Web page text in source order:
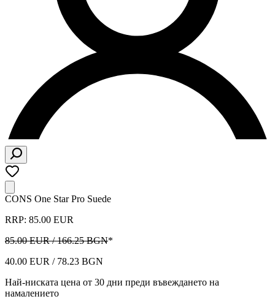
CONS One Star Pro Suede
RRP: 85.00 EUR
85.00 EUR / 166.25 BGN*
40.00 EUR / 78.23 BGN
Най-ниската цена от 30 дни преди въвеждането на
намалението